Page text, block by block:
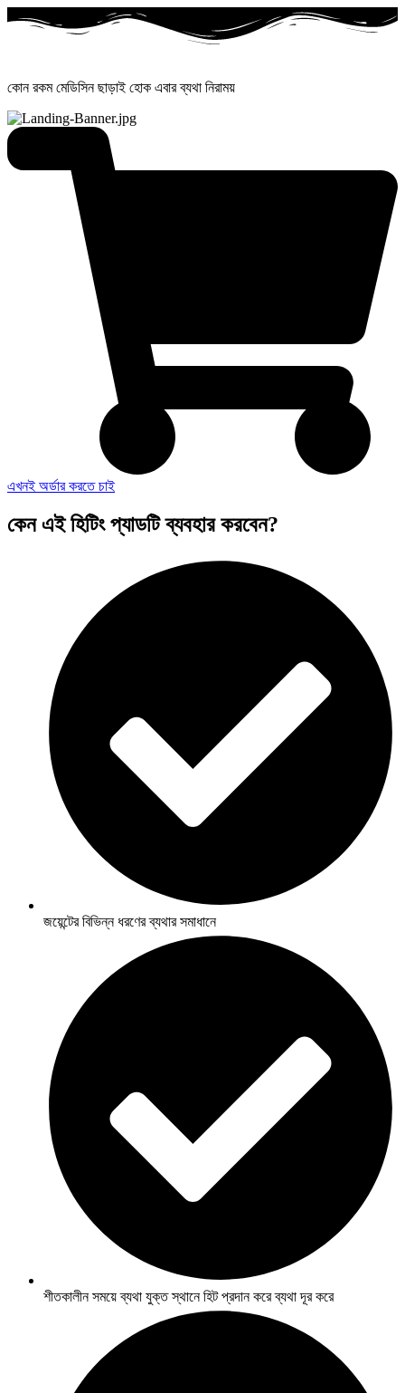
কোন রকম মেডিসিন ছাড়াই হোক এবার ব্যথা নিরাময়
এখনই অর্ডার করতে চাই
কেন এই হিটিং প্যাডটি ব্যবহার করবেন?
জয়েন্টের বিভিন্ন ধরণের ব্যথার সমাধানে
শীতকালীন সময়ে ব্যথা যুক্ত স্থানে হিট প্রদান করে ব্যথা দূর করে